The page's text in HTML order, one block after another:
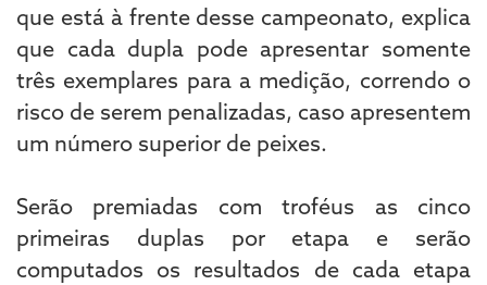
que está à frente desse campeonato, explica
que cada dupla pode apresentar somente
três exemplares para a medição, correndo o
risco de serem penalizadas, caso apresentem
um número superior de peixes.
Serão premiadas com troféus as cinco
primeiras duplas por etapa e serão
computados os resultados de cada etapa